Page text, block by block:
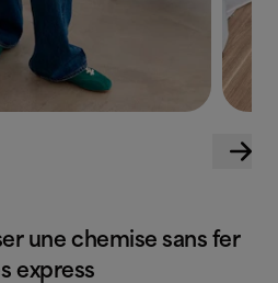
une chemise sans fer
express